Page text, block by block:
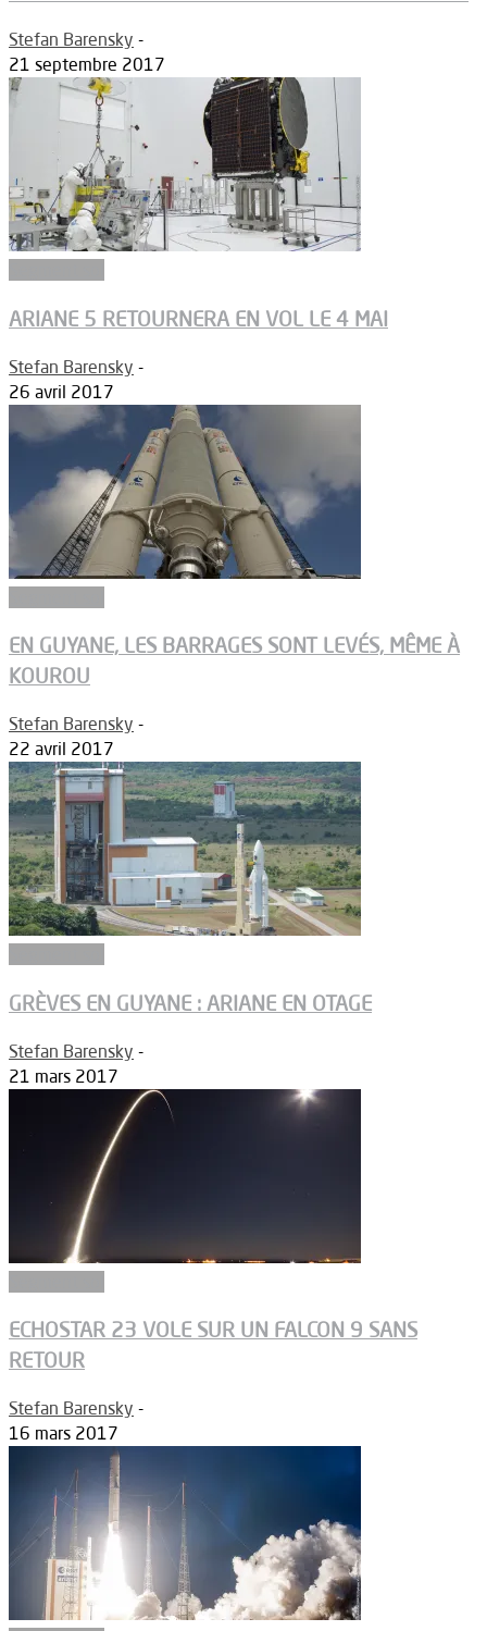
Stefan Barensky -
21 septembre 2017
ARIANE 5 RETOURNERA EN VOL LE 4 MAI
Stefan Barensky -
26 avril 2017
EN GUYANE, LES BARRAGES SONT LEVÉS, MÊME À
KOUROU
Stefan Barensky -
22 avril 2017
GRÈVES EN GUYANE : ARIANE EN OTAGE
Stefan Barensky -
21 mars 2017
ECHOSTAR 23 VOLE SUR UN FALCON 9 SANS
RETOUR
Stefan Barensky -
16 mars 2017